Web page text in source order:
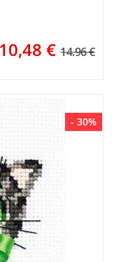
10,48 € 14.96 €
- 30%